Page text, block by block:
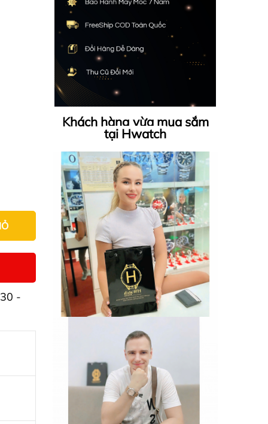
-
Khách hàng vừa mua sắm
tại Hwatch